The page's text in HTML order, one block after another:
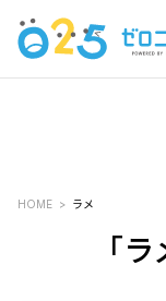
HOME ラメ
「